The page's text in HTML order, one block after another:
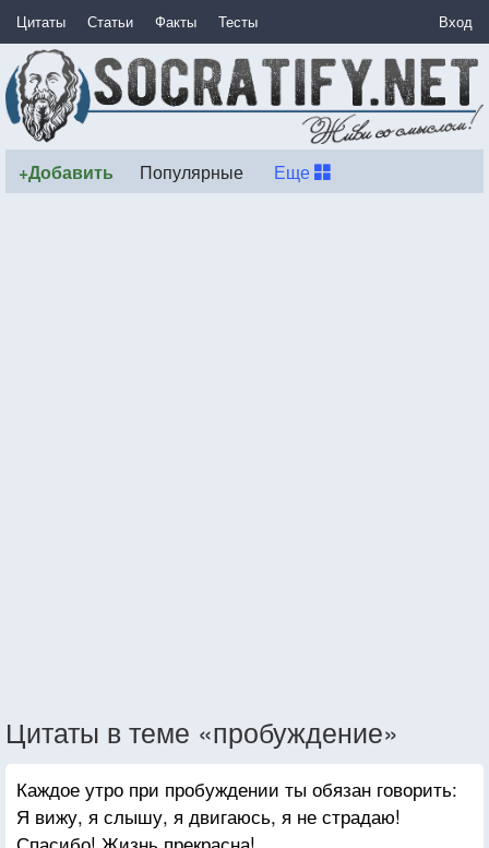
Цитаты Статьи Факты Тесты Вход
+Добавить Популярные Еще
Цитаты в теме «пробуждение»
Каждое утро при пробуждении ты обязан говорить:
Я вижу, я слышу, я двигаюсь, я не страдаю!